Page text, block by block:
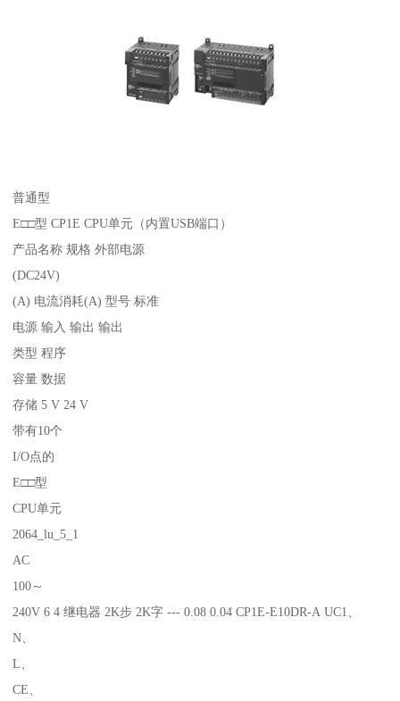
普通型
E□□型 CP1E CPU单元（内置USB端口）
产品名称 规格 外部电源
(DC24V)
(A) 电流消耗(A) 型号 标准
电源 输入 输出 输出
类型 程序
容量 数据
存储 5 V 24 V
带有10个
I/O点的
E□□型
CPU单元
2064_lu_5_1
AC
100～
240V 6 4 继电器 2K步 2K字 --- 0.08 0.04 CP1E-E10DR-A UC1、
N、
L、
CE、